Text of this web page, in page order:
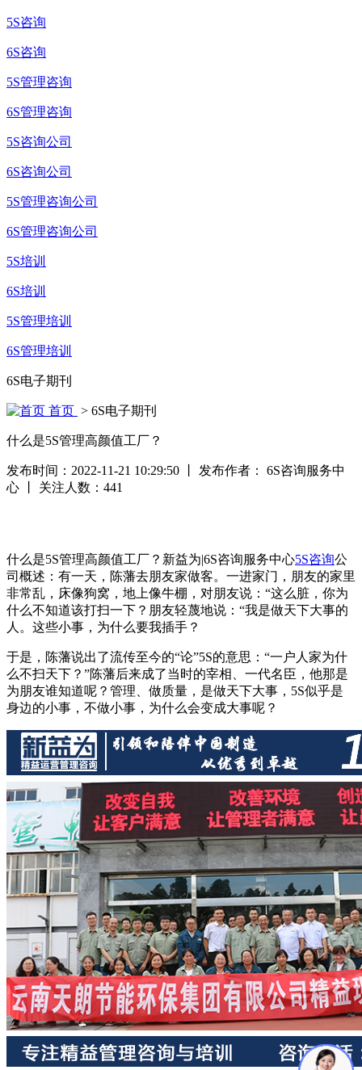
5S咨询
6S咨询
5S管理咨询
6S管理咨询
5S咨询公司
6S咨询公司
5S管理咨询公司
6S管理咨询公司
5S培训
6S培训
5S管理培训
6S管理培训
6S电子期刊
首页 > 6S电子期刊
什么是5S管理高颜值工厂？
发布时间：2022-11-21 10:29:50
发布作者： 6S咨询服务中
心
关注人数： 441
什么是5S管理高颜值工厂？新益为|6S咨询服务中心5S咨询公
司概述：有一天，陈藩去朋友家做客。一进家门，朋友的家里
非常乱，床像狗窝，地上像牛棚，对朋友说：“这么脏，你为
什么不知道该打扫一下？朋友轻蔑地说：“我是做天下大事的
人。这些小事，为什么要我插手？
于是，陈藩说出了流传至今的“论”5S的意思：“一户人家为什
么不扫天下？”陈藩后来成了当时的宰相、一代名臣，他那是
为朋友谁知道呢？管理、做质量，是做天下大事，5S似乎是
身边的小事，不做小事，为什么会变成大事呢？